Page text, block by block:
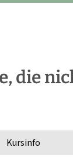
die
Kursinfo